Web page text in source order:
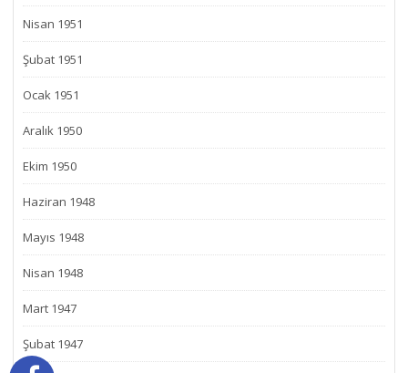
Nisan 1951
Şubat 1951
Ocak 1951
Aralık 1950
Ekim 1950
Haziran 1948
Mayıs 1948
Nisan 1948
Mart 1947
Şubat 1947